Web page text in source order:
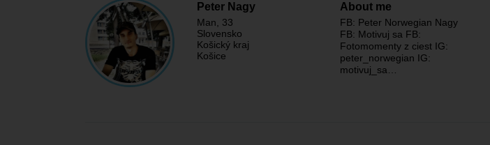
Peter Nagy
Man , 33
Slovensko
Košický kraj
Košice
About me
FB: Peter Norwegian Nagy
FB: Motivuj sa FB:
Fotomomenty z ciest IG:
peter_norwegian IG:
motivuj_sa…